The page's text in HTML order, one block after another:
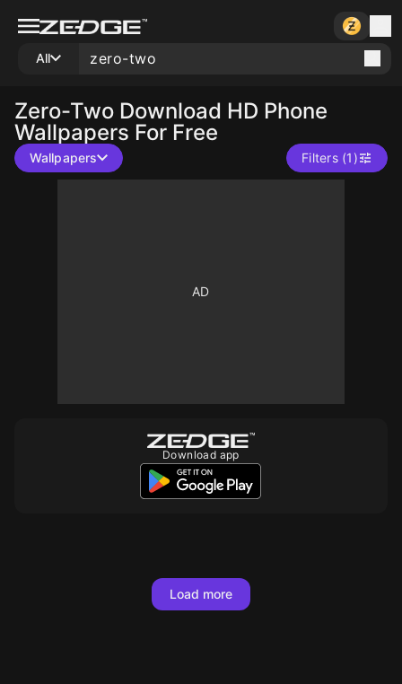
All
Zero-Two Download HD Phone
Wallpapers For Free
Wallpapers Filters (1)
Download app
Load more